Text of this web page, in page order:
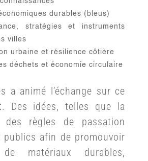
durables (bleus)
stratégies et instruments
villes
urbaine et résilience côtière
déchets et économie circulaire
a animé l’échange sur ce
Des idées, telles que la
des règles de passation
publics afin de promouvoir
de matériaux durables,